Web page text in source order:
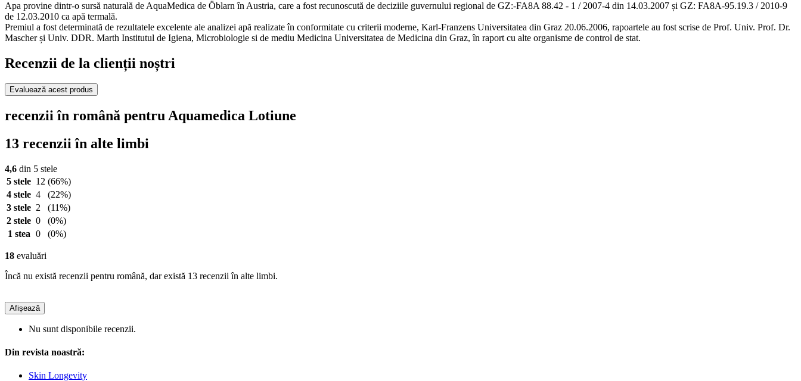
Apa provine dintr-o sursă naturală de AquaMedica de Öblarn în Austria, care a fost recunoscută de deciziile guvernului regional de GZ:-FA8A 88.42 - 1 / 2007-4 din 14.03.2007 și GZ: FA8A-95.19.3 / 2010-9
de 12.03.2010 ca apă termală.
Premiul a fost determinată de rezultatele excelente ale analizei apă realizate în conformitate cu criterii moderne, Karl-Franzens Universitatea din Graz 20.06.2006, rapoartele au fost scrise de Prof. Univ. Prof. Dr.
Mascher și Univ. DDR. Marth Institutul de Igiena, Microbiologie si de mediu Medicina Universitatea de Medicina din Graz, în raport cu alte organisme de control de stat.
Recenzii de la clienții noștri
Evaluează acest produs
recenzii în română pentru Aquamedica Lotiune
13 recenzii în alte limbi
4,6 din 5 stele
5 stele 12 (66%)
4 stele 4
(22%)
3 stele 2
(11%)
2 stele 0
(0%)
1 stea 0 (0%)
18 evaluări
Încă nu există recenzii pentru română, dar există 13 recenzii în alte limbi.
Afișează
Nu sunt disponibile recenzii.
Din revista noastră:
Skin Longevity